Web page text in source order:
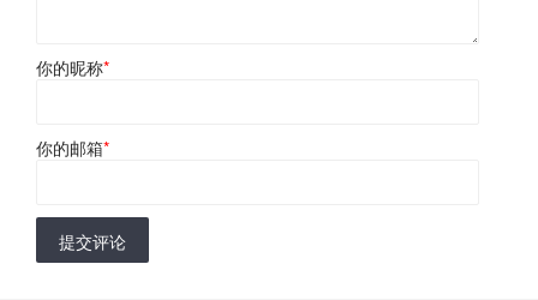
你的昵称*
你的邮箱*
提交评论